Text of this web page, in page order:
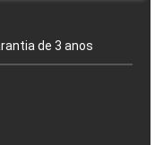
de 3 anos